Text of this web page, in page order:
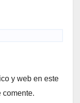
y web en este
comente.